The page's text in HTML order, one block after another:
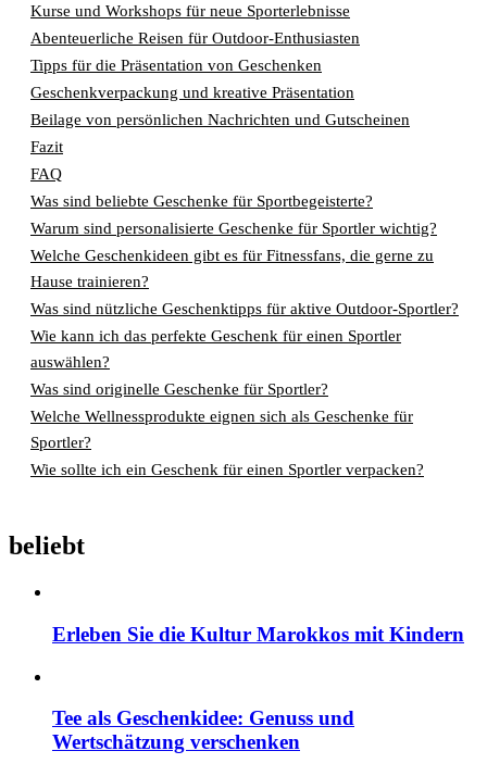
Kurse und Workshops für neue Sporterlebnisse
Abenteuerliche Reisen für Outdoor-Enthusiasten
Tipps für die Präsentation von Geschenken
Geschenkverpackung und kreative Präsentation
Beilage von persönlichen Nachrichten und Gutscheinen
Fazit
FAQ
Was sind beliebte Geschenke für Sportbegeisterte?
Warum sind personalisierte Geschenke für Sportler wichtig?
Welche Geschenkideen gibt es für Fitnessfans, die gerne zu
Hause trainieren?
Was sind nützliche Geschenktipps für aktive Outdoor-Sportler?
Wie kann ich das perfekte Geschenk für einen Sportler
auswählen?
Was sind originelle Geschenke für Sportler?
Welche Wellnessprodukte eignen sich als Geschenke für
Sportler?
Wie sollte ich ein Geschenk für einen Sportler verpacken?
beliebt
Erleben Sie die Kultur Marokkos mit Kindern
Tee als Geschenkidee: Genuss und
Wertschätzung verschenken